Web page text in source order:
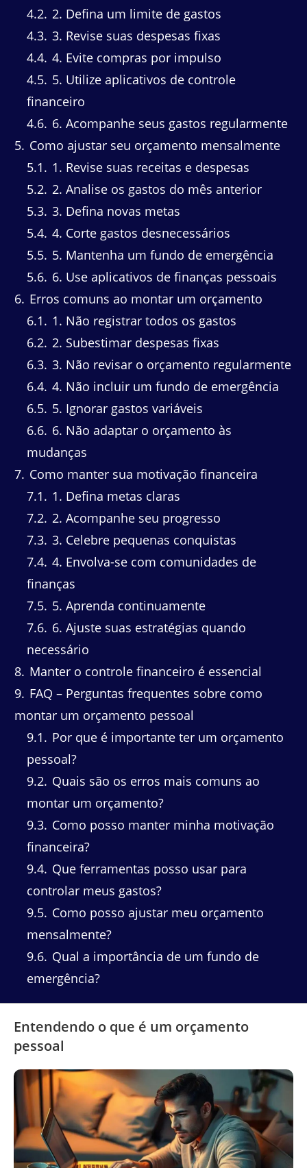
4.2 2. Defina um limite de gastos
4.3 3. Revise suas despesas fixas
4.4 4. Evite compras por impulso
4.5 5. Utilize aplicativos de controle
financeiro
4.6 6. Acompanhe seus gastos regularmente
5 Como ajustar seu orçamento mensalmente
5.1
1. Revise suas receitas e despesas
5.2 2. Analise os gastos do mês anterior
5.3 3. Defina novas metas
5.4 4. Corte gastos desnecessários
5.5 5. Mantenha um fundo de emergência
5.6 6. Use aplicativos de finanças pessoais
6 Erros comuns ao montar um orçamento
6.1
1. Não registrar todos os gastos
6.2 2. Subestimar despesas fixas
6.3 3. Não revisar o orçamento regularmente
6.4 4. Não incluir um fundo de emergência
6.5 5. Ignorar gastos variáveis
6.6 6. Não adaptar o orçamento às
mudanças
7 Como manter sua motivação financeira
7.1
1. Defina metas claras
7.2 2. Acompanhe seu progresso
7.3 3. Celebre pequenas conquistas
7.4 4. Envolva-se com comunidades de
finanças
7.5 5. Aprenda continuamente
7.6 6. Ajuste suas estratégias quando
necessário
8 Manter o controle financeiro é essencial
9 FAQ – Perguntas frequentes sobre como
montar um orçamento pessoal
9.1
Por que é importante ter um orçamento
pessoal?
9.2 Quais são os erros mais comuns ao
montar um orçamento?
9.3 Como posso manter minha motivação
financeira?
9.4 Que ferramentas posso usar para
controlar meus gastos?
9.5 Como posso ajustar meu orçamento
mensalmente?
9.6 Qual a importância de um fundo de
emergência?
Entendendo o que é um orçamento
pessoal